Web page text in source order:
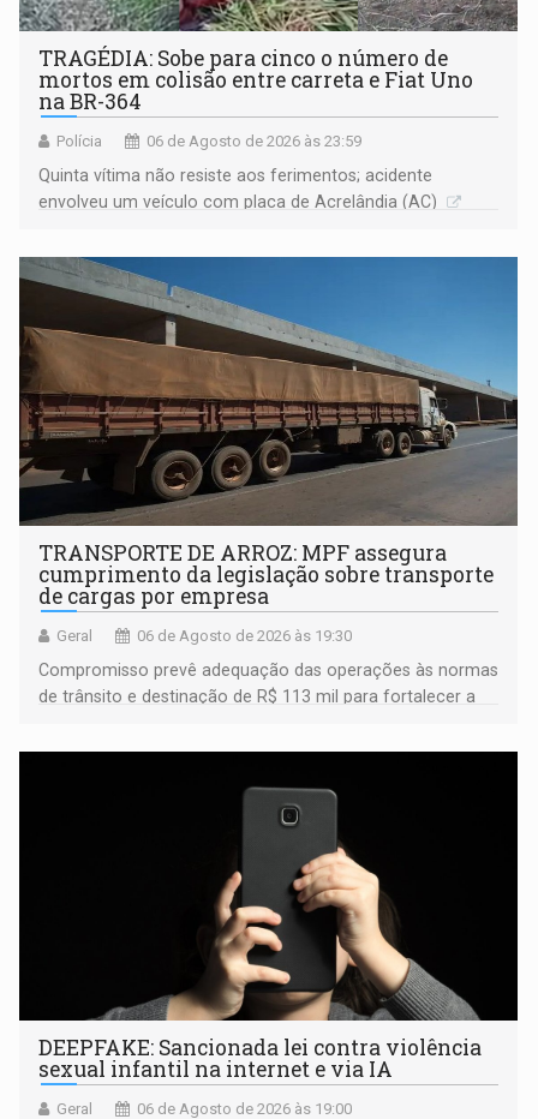
TRAGÉDIA: Sobe para cinco o número de
mortos em colisão entre carreta e Fiat Uno
na BR-364
Polícia 06 de Agosto de 2026 às 23:59
Quinta vítima não resiste aos ferimentos; acidente
envolveu um veículo com placa de Acrelândia (AC)
TRANSPORTE DE ARROZ: MPF assegura
cumprimento da legislação sobre transporte
de cargas por empresa
Geral 06 de Agosto de 2026 às 19:30
Compromisso prevê adequação das operações às normas
de trânsito e destinação de R$ 113 mil para fortalecer a
DEEPFAKE: Sancionada lei contra violência
sexual infantil na internet e via IA
Geral 06 de Agosto de 2026 às 19:00